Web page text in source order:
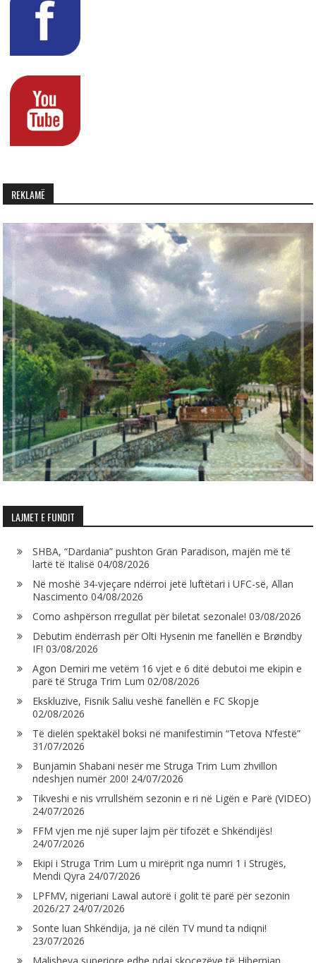
REKLAMË
LAJMET E FUNDIT
SHBA, “Dardania” pushton Gran Paradison, majën më të
lartë të Italisë 04/08/2026
Në moshë 34-vjeçare ndërroi jetë luftëtari i UFC-së, Allan
Nascimento 04/08/2026
Como ashpërson rregullat për biletat sezonale! 03/08/2026
Debutim ëndërrash për Olti Hysenin me fanellën e Brøndby
IF! 03/08/2026
Agon Demiri me vetëm 16 vjet e 6 ditë debutoi me ekipin e
parë të Struga Trim Lum 02/08/2026
Ekskluzive, Fisnik Saliu veshë fanellën e FC Skopje
02/08/2026
Të dielën spektakël boksi në manifestimin “Tetova N’festë”
31/07/2026
Bunjamin Shabani nesër me Struga Trim Lum zhvillon
ndeshjen numër 200! 24/07/2026
Tikveshi e nis vrrullshëm sezonin e ri në Ligën e Parë (VIDEO)
24/07/2026
FFM vjen me një super lajm për tifozët e Shkëndijës!
24/07/2026
Ekipi i Struga Trim Lum u mirëprit nga numri 1 i Strugës,
Mendi Qyra 24/07/2026
LPFMV, nigeriani Lawal autorë i golit të parë për sezonin
2026/27 24/07/2026
Sonte luan Shkëndija, ja në cilën TV mund ta ndiqni!
23/07/2026